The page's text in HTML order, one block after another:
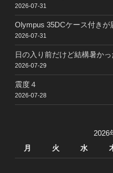
2026-07-31
Olympus 35DCケース付きが
2026-07-31
日の入り前だけど結構暑かっ
2026-07-29
震度４
2026-07-28
2026
月
火 水